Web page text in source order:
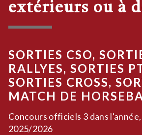
extérieurs ou à
SORTIES CSO,
RALLYES, SORTIES
SORTIES CROSS,
MATCH DE
Concours officiels 3 dans l'année,
2025/2026